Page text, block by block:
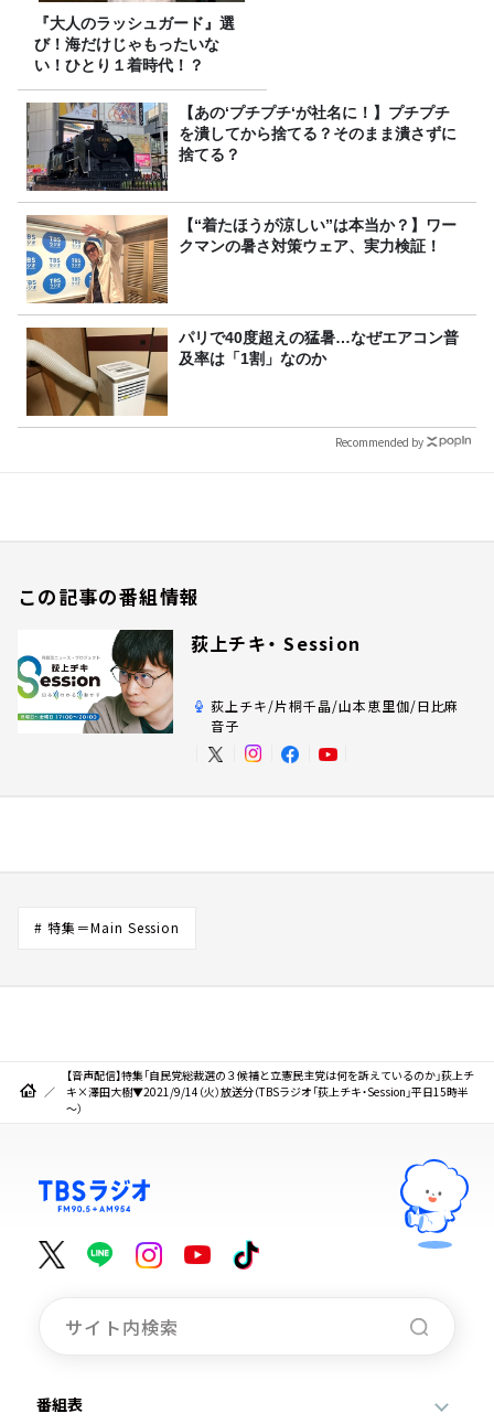
『大人のラッシュガード』選
び！海だけじゃもったいな
い！ひとり１着時代！？
【あの‘プチプチ‘が社名に！】プチプチ
を潰してから捨てる？そのまま潰さずに
捨てる？
【“着たほうが涼しい”は本当か？】ワー
クマンの暑さ対策ウェア、実力検証！
パリで40度超えの猛暑…なぜエアコン普
及率は「1割」なのか
Recommended by
この記事の番組情報
荻上チキ・ Session
荻上チキ/片桐千晶/山本恵里伽/日比麻
音子
# 特集＝Main Session
【音声配信】特集「自民党総裁選の３候補と立憲民主党は何を訴えているのか」荻上チ
キ×澤田大樹▼2021/9/14（火）放送分（TBSラジオ「荻上チキ・Session」平日15時半
～）
番組表